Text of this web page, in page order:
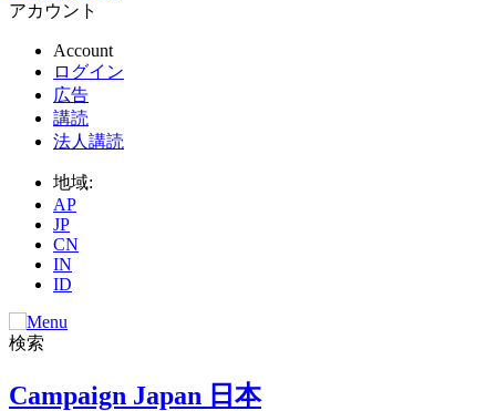
アカウント
Account
ログイン
広告
講読
法人講読
地域:
AP
JP
CN
IN
ID
検索
Campaign Japan 日本